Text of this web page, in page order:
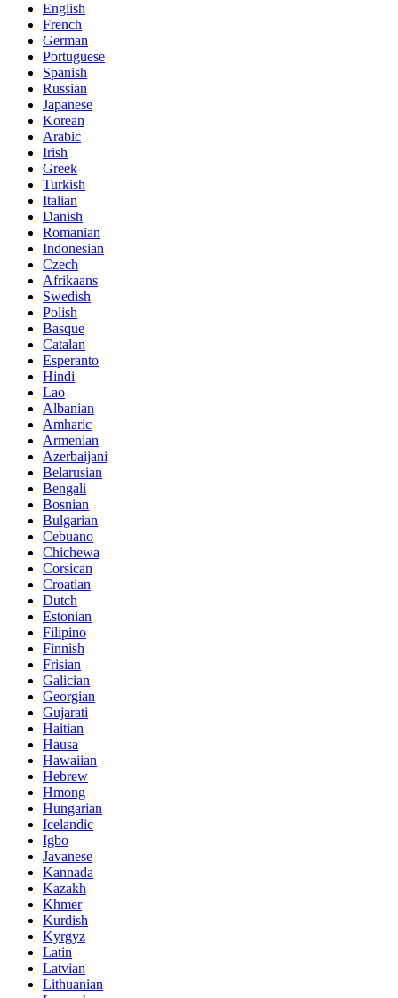
English
French
German
Portuguese
Spanish
Russian
Japanese
Korean
Arabic
Irish
Greek
Turkish
Italian
Danish
Romanian
Indonesian
Czech
Afrikaans
Swedish
Polish
Basque
Catalan
Esperanto
Hindi
Lao
Albanian
Amharic
Armenian
Azerbaijani
Belarusian
Bengali
Bosnian
Bulgarian
Cebuano
Chichewa
Corsican
Croatian
Dutch
Estonian
Filipino
Finnish
Frisian
Galician
Georgian
Gujarati
Haitian
Hausa
Hawaiian
Hebrew
Hmong
Hungarian
Icelandic
Igbo
Javanese
Kannada
Kazakh
Khmer
Kurdish
Kyrgyz
Latin
Latvian
Lithuanian